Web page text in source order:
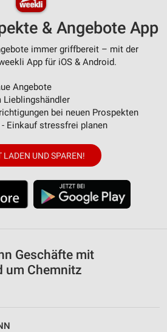
& Angebote App
immer griffbereit – mit der
App für iOS & Android.
Angebote
Lieblingshändler
bei neuen Prospekten
Einkauf stressfrei planen
LADEN UND SPAREN!
Geschäfte mit
um Chemnitz